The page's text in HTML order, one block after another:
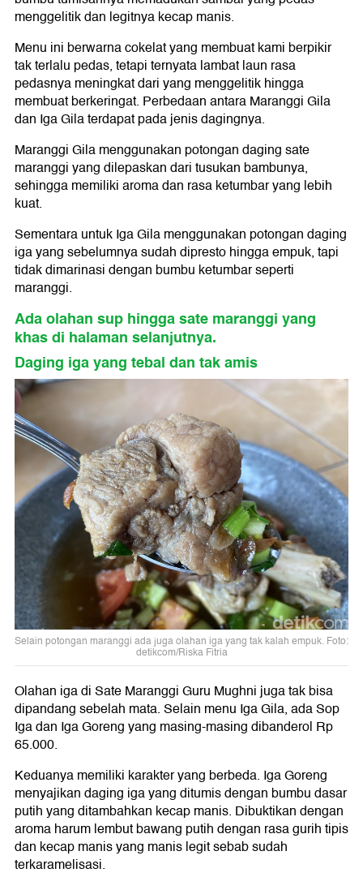
menggelitik dan legitnya kecap manis.
Menu ini berwarna cokelat yang membuat kami berpikir
tak terlalu pedas, tetapi ternyata lambat laun rasa
pedasnya meningkat dari yang menggelitik hingga
membuat berkeringat. Perbedaan antara Maranggi Gila
dan Iga Gila terdapat pada jenis dagingnya.
Maranggi Gila menggunakan potongan daging sate
maranggi yang dilepaskan dari tusukan bambunya,
sehingga memiliki aroma dan rasa ketumbar yang lebih
kuat.
Sementara untuk Iga Gila menggunakan potongan daging
iga yang sebelumnya sudah dipresto hingga empuk, tapi
tidak dimarinasi dengan bumbu ketumbar seperti
maranggi.
Ada olahan sup hingga sate maranggi yang
khas di halaman selanjutnya.
Daging iga yang tebal dan tak amis
Selain potongan maranggi ada juga olahan iga yang tak kalah empuk. Foto:
detikcom/Riska Fitria
Olahan iga di Sate Maranggi Guru Mughni juga tak bisa
dipandang sebelah mata. Selain menu Iga Gila, ada Sop
Iga dan Iga Goreng yang masing-masing dibanderol Rp
65.000.
Keduanya memiliki karakter yang berbeda. Iga Goreng
menyajikan daging iga yang ditumis dengan bumbu dasar
putih yang ditambahkan kecap manis. Dibuktikan dengan
aroma harum lembut bawang putih dengan rasa gurih tipis
dan kecap manis yang manis legit sebab sudah
terkaramelisasi.